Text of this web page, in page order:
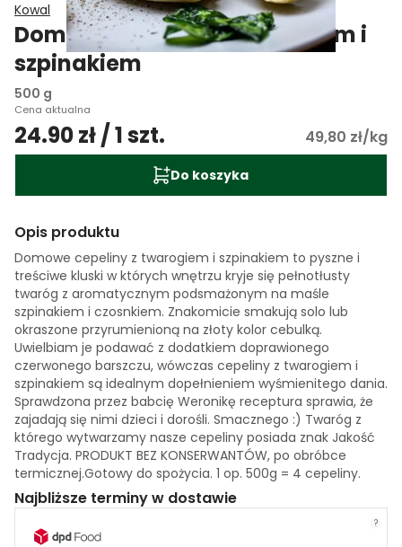
Kowal
Domowe cepeliny z twarogiem i
szpinakiem
500 g
Cena aktualna
24.90 zł / 1 szt. 49,80 zł/kg
Do koszyka
Opis produktu
Domowe cepeliny z twarogiem i szpinakiem to pyszne i
treściwe kluski w których wnętrzu kryje się pełnotłusty
twaróg z aromatycznym podsmażonym na maśle
szpinakiem i czosnkiem. Znakomicie smakują solo lub
okraszone przyrumienioną na złoty kolor cebulką.
Uwielbiam je podawać z dodatkiem doprawionego
czerwonego barszczu, wówczas cepeliny z twarogiem i
szpinakiem są idealnym dopełnieniem wyśmienitego dania.
Sprawdzona przez babcię Weronikę receptura sprawia, że
zajadają się nimi dzieci i dorośli. Smacznego :) Twaróg z
którego wytwarzamy nasze cepeliny posiada znak Jakość
Tradycja. PRODUKT BEZ KONSERWANTÓW, po obróbce
termicznej.Gotowy do spożycia. 1 op. 500g = 4 cepeliny.
Najbliższe terminy w dostawie
?